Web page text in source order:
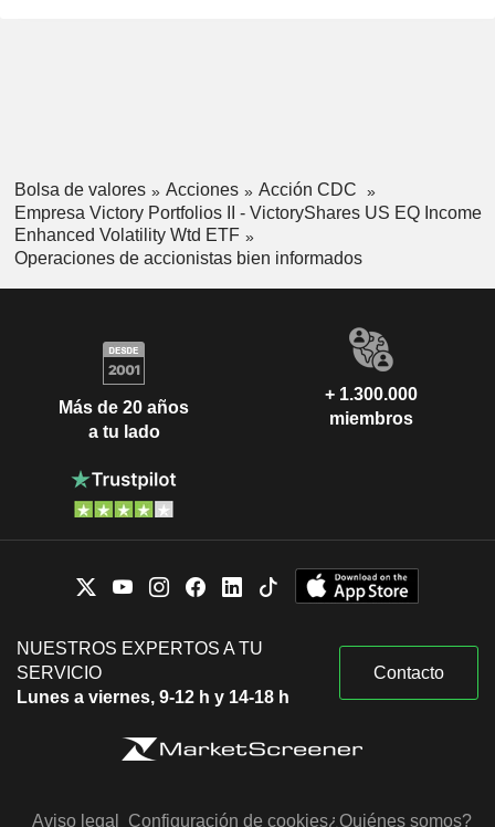
Bolsa de valores Acciones
Acción CDC
Empresa Victory Portfolios II - VictoryShares US EQ Income
Enhanced Volatility Wtd ETF
Operaciones de accionistas bien informados
Más de 20 años
a tu lado
+ 1.300.000
miembros
NUESTROS EXPERTOS A TU
SERVICIO
Lunes a viernes, 9-12 h y 14-18 h
Contacto
Aviso legal Configuración de cookies¿Quiénes somos?